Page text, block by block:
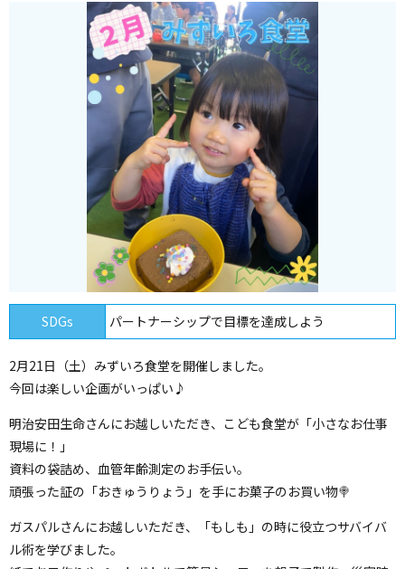
SDGs パートナーシップで目標を達成しよう
2月21日（土）みずいろ食堂を開催しました。
今回は楽しい企画がいっぱい♪
明治安田生命さんにお越しいただき、こども食堂が「小さなお仕事
現場に！」
資料の袋詰め、血管年齢測定のお手伝い。
頑張った証の「おきゅうりょう」を手にお菓子のお買い物🍭
ガスパルさんにお越しいただき、「もしも」の時に役立つサバイバ
ル術を学びました。